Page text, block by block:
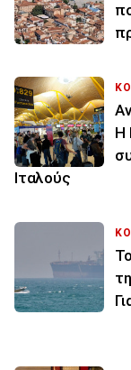
Η
Ιταλούς